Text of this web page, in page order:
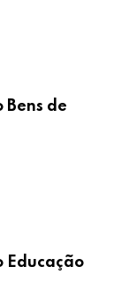
de
Educação